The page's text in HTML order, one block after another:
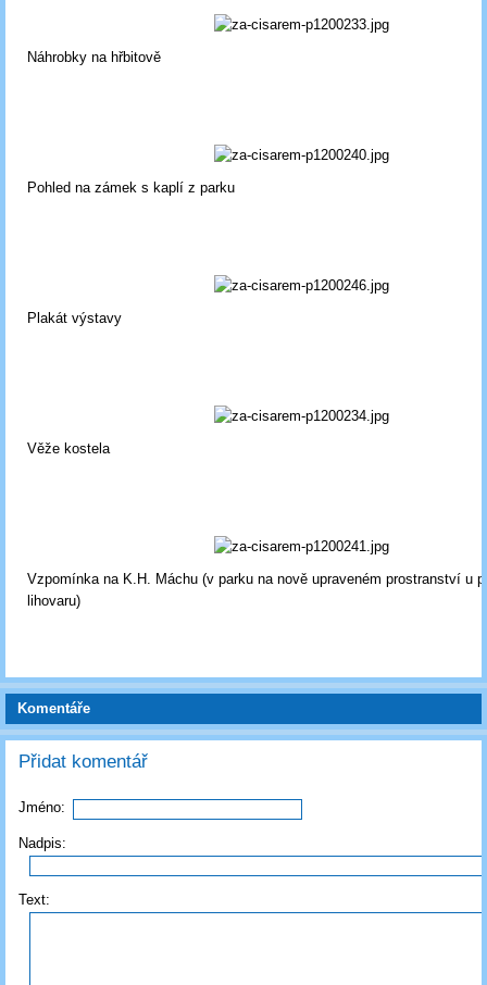
Náhrobky na hřbitově
Pohled na zámek s kaplí z parku
Plakát výstavy
Věže kostela
Vzpomínka na K.H. Máchu (v parku na nově upraveném prostranství u
lihovaru)
Komentáře
Přidat komentář
Jméno:
Nadpis:
Text: